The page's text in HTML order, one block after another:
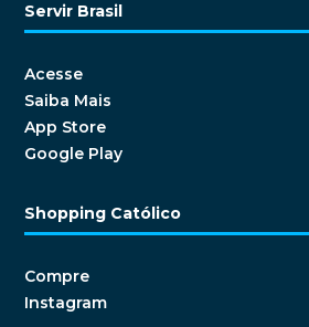
Servir Brasil
Acesse
Saiba Mais
App Store
Google Play
Shopping Católico
Compre
Instagram